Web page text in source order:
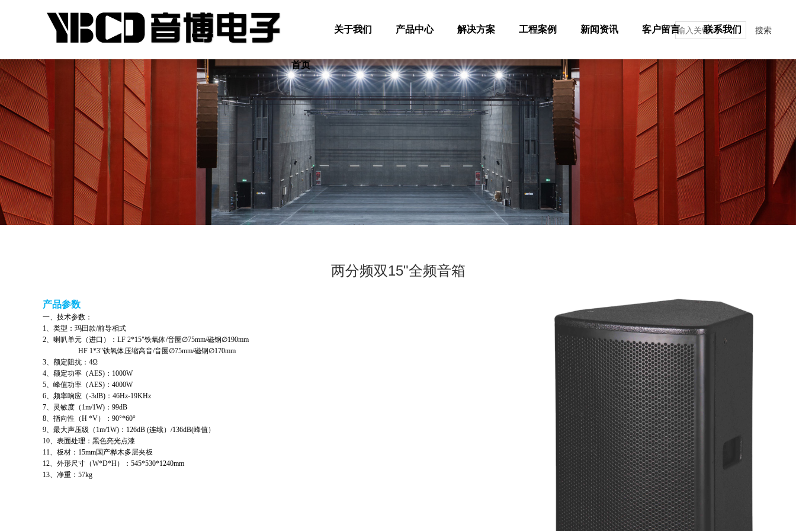
搜索
联系我们
客户留言
新闻资讯
工程案例
解决方案
产品中心
关于我们
首页
两分频双15"全频音箱
产品参数
一、技术参数：
1、类型：玛田款/前导相式
2、喇叭单元（进口）：LF 2*15"铁氧体/音圈∅75mm/磁钢∅190mm
HF 1*3"铁氧体压缩高音/音圈∅75mm/磁钢∅170mm
3、额定阻抗：4Ω
4、额定功率（AES)：1000W
5、峰值功率（AES)：4000W
6、频率响应（-3dB)：46Hz-19KHz
7、灵敏度（1m/1W)：99dB
8、指向性（H *V）：90°*60°
9、最大声压级（1m/1W)：126dB (连续）/136dB(峰值）
10、表面处理：黑色亮光点漆
11、板材：15mm国产桦木多层夹板
12、外形尺寸（W*D*H）：545*530*1240mm
13、净重：57kg